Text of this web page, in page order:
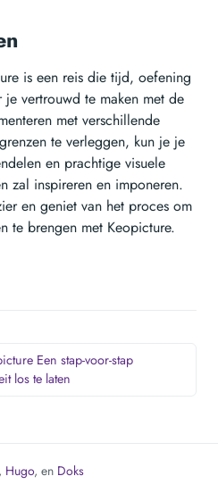
is een reis die tijd, oefening
vertrouwd te maken met de
met verschillende
te verleggen, kun je je
en prachtige visuele
zal inspireren en imponeren.
en geniet van het proces om
te brengen met Keopicture.
Een stap-voor-stap
los te laten
Hugo, en Doks